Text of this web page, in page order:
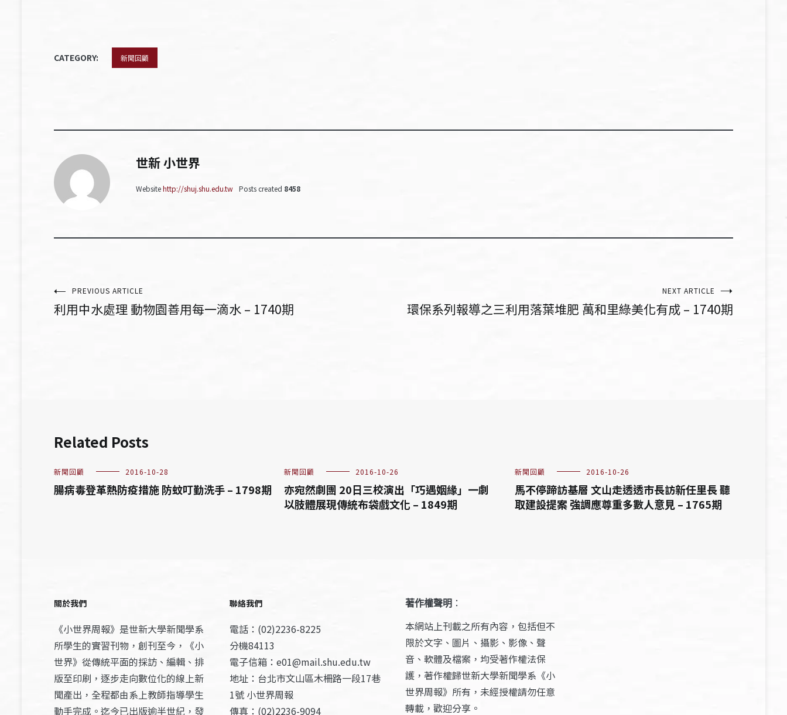
CATEGORY: 新聞回顧
世新 小世界
Websitehttp://shuj.shu.edu.tw Posts created 8458
文PREVIOUS ARTICLE
利用中水處理 動物園善用每一滴水 – 1740期
NEXT ARTICLE
環保系列報導之三利用落葉堆肥 萬和里綠美化有成 – 1740期
Related Posts
新聞回顧 2016-10-28
腸病毒登革熱防疫措施 防蚊叮勤洗手 – 1798期
新聞回顧 2016-10-26
亦宛然劇團 20日三校演出「巧遇姻緣」一劇
以肢體展現傳統布袋戲文化 – 1849期
新聞回顧 2016-10-26
馬不停蹄訪基層 文山走透透市長訪新任里長 聽
取建設提案 強調應尊重多數人意見 – 1765期
關於我們
《小世界周報》是世新大學新聞學系
所學生的實習刊物，創刊至今，《小
世界》從傳統平面的採訪、編輯、排
版至印刷，逐步走向數位化的線上新
聞產出，全程都由系上教師指導學生
動手完成。迄今已出版逾半世紀，發
聯絡我們
電話：(02)2236-8225
分機84113
電子信箱：e01@mail.shu.edu.tw
地址：台北市文山區木柵路一段17巷
1號 小世界周報
傳真：(02)2236-9094
著作權聲明 ：
本網站上刊載之所有內容，包括但不
限於文字、圖片、攝影、影像、聲
音、軟體及檔案，均受著作權法保
護，著作權歸世新大學新聞學系《小
世界周報》所有，未經授權請勿任意
轉載，歡迎分享。